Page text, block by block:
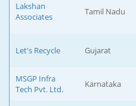
Lakshan
Associates
Tamil Nadu
Let's Recycle Gujarat
MSGP Infra
Tech Pvt. Ltd.
Karnataka